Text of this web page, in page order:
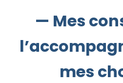
— Mes
mes